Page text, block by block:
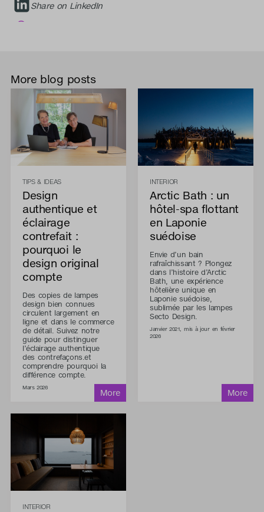
Share on LinkedIn
More blog posts
TIPS & IDEAS
Design
authentique et
éclairage
contrefait :
pourquoi le
design original
compte
Des copies de lampes
design bien connues
circulent largement en
ligne et dans le commerce
de détail. Suivez notre
guide pour distinguer
l’éclairage authentique
des contrefaçons.et
comprendre pourquoi la
différence compte.
Mars 2026
INTERIOR
Arctic Bath : un
hôtel-spa flottant
en Laponie
suédoise
Envie d’un bain
rafraîchissant ? Plongez
dans l’histoire d’Arctic
Bath, une expérience
hôtelière unique en
Laponie suédoise,
sublimée par les lampes
Secto Design.
Janvier 2021, mis à jour en février
2026
INTERIOR